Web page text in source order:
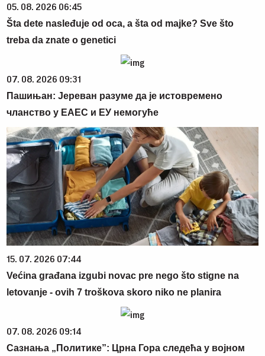
05. 08. 2026 06:45
Šta dete nasleđuje od oca, a šta od majke? Sve što
treba da znate o genetici
07. 08. 2026 09:31
Пашињан: Јереван разуме да је истовремено
чланство у ЕАЕС и ЕУ немогуће
15. 07. 2026 07:44
Većina građana izgubi novac pre nego što stigne na
letovanje - ovih 7 troškova skoro niko ne planira
07. 08. 2026 09:14
Сазнања „Политике”: Црна Гора следећа у војном